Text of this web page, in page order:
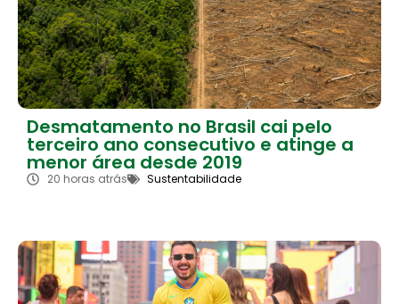
Desmatamento no Brasil cai pelo
terceiro ano consecutivo e atinge a
menor área desde 2019
20 horas atrás Sustentabilidade